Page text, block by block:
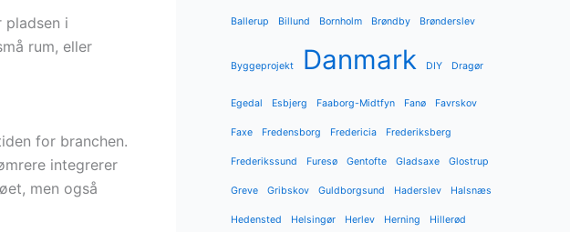
pladsen i
rum, eller
for branchen.
integrerer
men også
Ballerup Billund Bornholm Brøndby Brønderslev
Byggeprojekt Danmark DIY Dragør
Egedal Esbjerg Faaborg-Midtfyn Fanø Favrskov
Faxe Fredensborg Fredericia Frederiksberg
Frederikssund Furesø Gentofte Gladsaxe Glostrup
Greve Gribskov Guldborgsund Haderslev Halsnæs
Hedensted Helsingør Herlev Herning Hillerød